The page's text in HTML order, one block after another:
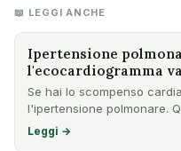
📖 LEGGI ANCHE
Ipertensione
l'ecocardiogramma
Se hai lo scompenso
l'ipertensione polmonare.
l'ecoc…
Leggi →